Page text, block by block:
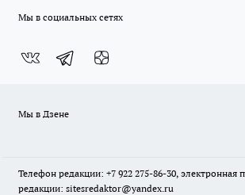
Мы в социальных сетях
Мы в Дзене
Телефон редакции: +7 922 275-86-30, электронная
редакции: sitesredaktor@yandex.ru